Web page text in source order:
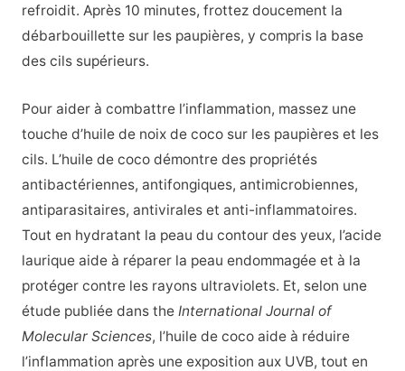
refroidit. Après 10 minutes, frottez doucement la
débarbouillette sur les paupières, y compris la base
des cils supérieurs.
Pour aider à combattre l’inflammation, massez une
touche d’huile de noix de coco sur les paupières et les
cils. L’huile de coco démontre des propriétés
antibactériennes, antifongiques, antimicrobiennes,
antiparasitaires, antivirales et anti-inflammatoires.
Tout en hydratant la peau du contour des yeux, l’acide
laurique aide à réparer la peau endommagée et à la
protéger contre les rayons ultraviolets. Et, selon une
étude publiée dans the International Journal of
Molecular Sciences, l’huile de coco aide à réduire
l’inflammation après une exposition aux UVB, tout en